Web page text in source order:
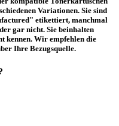
Variationen. Sie sind
etikettiert, manchmal
gar nicht. Sie beinhalten
kennen. Wir empfehlen die
Ihre Bezugsquelle.
bzw.
von 30,00€ pro Paket bzw.
belaufen sich die
pro Palette (inkl. MwSt.).